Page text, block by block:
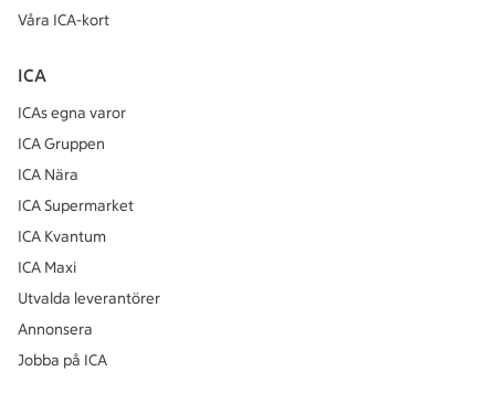
Våra ICA-kort
ICA
ICAs egna varor
ICA Gruppen
ICA Nära
ICA Supermarket
ICA Kvantum
ICA Maxi
Utvalda leverantörer
Annonsera
Jobba på ICA